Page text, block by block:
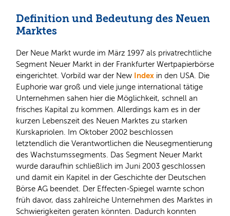
Definition und Bedeutung des Neuen
Marktes
Der Neue Markt wurde im März 1997 als privatrechtliche
Segment Neuer Markt in der Frankfurter Wertpapierbörse
eingerichtet. Vorbild war der New Index in den USA. Die
Euphorie war groß und viele junge international tätige
Unternehmen sahen hier die Möglichkeit, schnell an
frisches Kapital zu kommen. Allerdings kam es in der
kurzen Lebenszeit des Neuen Marktes zu starken
Kurskapriolen. Im Oktober 2002 beschlossen
letztendlich die Verantwortlichen die Neusegmentierung
des Wachstumssegments. Das Segment Neuer Markt
wurde daraufhin schließlich im Juni 2003 geschlossen
und damit ein Kapitel in der Geschichte der Deutschen
Börse AG beendet. Der Effecten-Spiegel warnte schon
früh davor, dass zahlreiche Unternehmen des Marktes in
Schwierigkeiten geraten könnten. Dadurch konnten